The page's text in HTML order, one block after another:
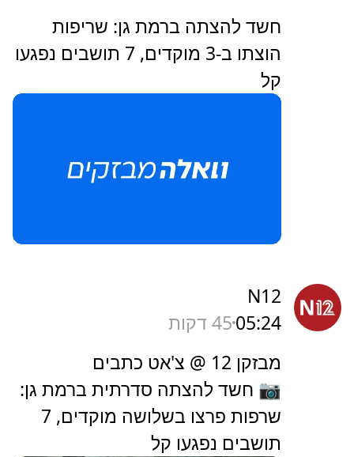
חשד להצתה ברמת גן: שריפות
הוצתו ב-3 מוקדים, 7 תושבים נפגעו
קל
N12
05:2445 דקות
מבזקן 12 @ צ'אט כתבים
📷 חשד להצתה סדרתית ברמת גן:
שרפות פרצו בשלושה מוקדים, 7
תושבים נפגעו קל